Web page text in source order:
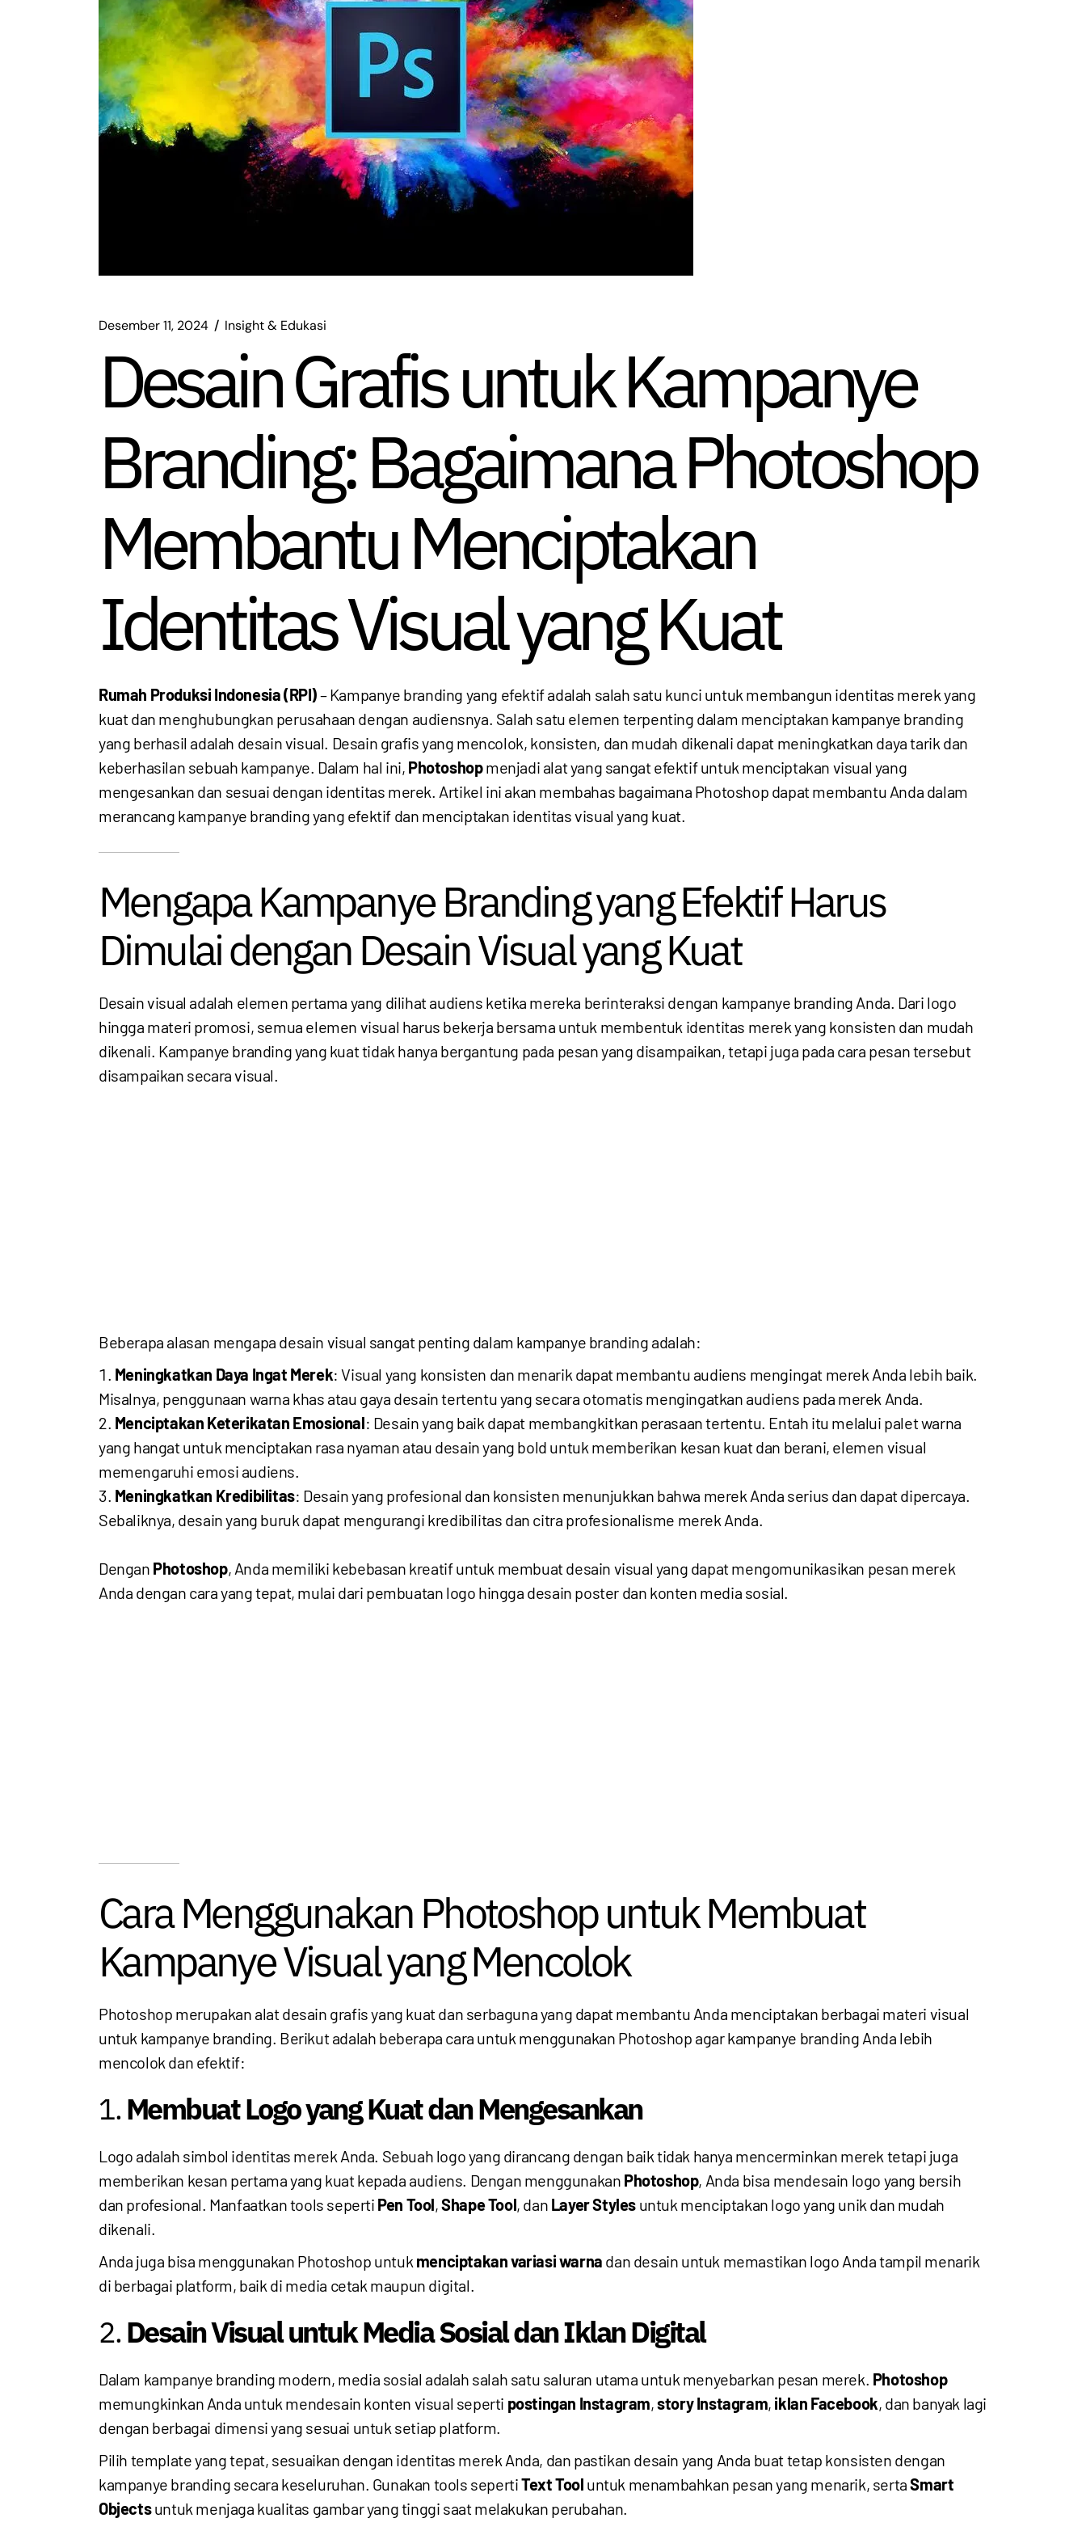
Desember 11, 2024 Insight & Edukasi
Desain Grafis untuk Kampanye
Branding: Bagaimana Photoshop
Membantu Menciptakan
Identitas Visual yang Kuat
Rumah Produksi Indonesia (RPI)– Kampanye branding yang efektif adalah salah satu kunci untuk membangun identitas merek yang
kuat dan menghubungkan perusahaan dengan audiensnya. Salah satu elemen terpenting dalam menciptakan kampanye branding
yang berhasil adalah desain visual. Desain grafis yang mencolok, konsisten, dan mudah dikenali dapat meningkatkan daya tarik dan
keberhasilan sebuah kampanye. Dalam hal ini, Photoshopmenjadi alat yang sangat efektif untuk menciptakan visual yang
mengesankan dan sesuai dengan identitas merek. Artikel ini akan membahas bagaimana Photoshop dapat membantu Anda dalam
merancang kampanye branding yang efektif dan menciptakan identitas visual yang kuat.
Mengapa Kampanye Branding yang Efektif Harus
Dimulai dengan Desain Visual yang Kuat
Desain visual adalah elemen pertama yang dilihat audiens ketika mereka berinteraksi dengan kampanye branding Anda. Dari logo
hingga materi promosi, semua elemen visual harus bekerja bersama untuk membentuk identitas merek yang konsisten dan mudah
dikenali. Kampanye branding yang kuat tidak hanya bergantung pada pesan yang disampaikan, tetapi juga pada cara pesan tersebut
disampaikan secara visual.
Beberapa alasan mengapa desain visual sangat penting dalam kampanye branding adalah:
Meningkatkan Daya Ingat Merek: Visual yang konsisten dan menarik dapat membantu audiens mengingat merek Anda lebih baik.
Misalnya, penggunaan warna khas atau gaya desain tertentu yang secara otomatis mengingatkan audiens pada merek Anda.
Menciptakan Keterikatan Emosional: Desain yang baik dapat membangkitkan perasaan tertentu. Entah itu melalui palet warna
yang hangat untuk menciptakan rasa nyaman atau desain yang bold untuk memberikan kesan kuat dan berani, elemen visual
memengaruhi emosi audiens.
Meningkatkan Kredibilitas: Desain yang profesional dan konsisten menunjukkan bahwa merek Anda serius dan dapat dipercaya.
Sebaliknya, desain yang buruk dapat mengurangi kredibilitas dan citra profesionalisme merek Anda.
Dengan Photoshop, Anda memiliki kebebasan kreatif untuk membuat desain visual yang dapat mengomunikasikan pesan merek
Anda dengan cara yang tepat, mulai dari pembuatan logo hingga desain poster dan konten media sosial.
Cara Menggunakan Photoshop untuk Membuat
Kampanye Visual yang Mencolok
Photoshop merupakan alat desain grafis yang kuat dan serbaguna yang dapat membantu Anda menciptakan berbagai materi visual
untuk kampanye branding. Berikut adalah beberapa cara untuk menggunakan Photoshop agar kampanye branding Anda lebih
mencolok dan efektif:
1.Membuat Logo yang Kuat dan Mengesankan
Logo adalah simbol identitas merek Anda. Sebuah logo yang dirancang dengan baik tidak hanya mencerminkan merek tetapi juga
memberikan kesan pertama yang kuat kepada audiens. Dengan menggunakan Photoshop, Anda bisa mendesain logo yang bersih
dan profesional. Manfaatkan tools seperti Pen Tool,Shape Tool, dan Layer Styles untuk menciptakan logo yang unik dan mudah
dikenali.
Anda juga bisa menggunakan Photoshop untuk menciptakan variasi warna dan desain untuk memastikan logo Anda tampil menarik
di berbagai platform, baik di media cetak maupun digital.
2.Desain Visual untuk Media Sosial dan Iklan Digital
Dalam kampanye branding modern, media sosial adalah salah satu saluran utama untuk menyebarkan pesan merek. Photoshop
memungkinkan Anda untuk mendesain konten visual seperti postingan Instagram,story Instagram, iklan Facebook, dan banyak lagi
dengan berbagai dimensi yang sesuai untuk setiap platform.
Pilih template yang tepat, sesuaikan dengan identitas merek Anda, dan pastikan desain yang Anda buat tetap konsisten dengan
kampanye branding secara keseluruhan. Gunakan tools sepertiText Tool untuk menambahkan pesan yang menarik, sertaSmart
Objectsuntuk menjaga kualitas gambar yang tinggi saat melakukan perubahan.